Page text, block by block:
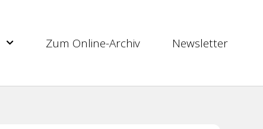
Zum Online-Archiv Newsletter